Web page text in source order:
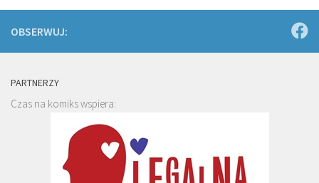
OBSERWUJ:
PARTNERZY
Czas na komiks wspiera: